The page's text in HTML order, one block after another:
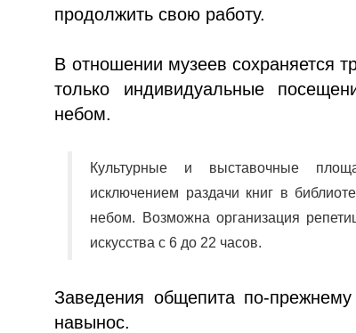
продолжить свою работу.
В отношении музеев сохраняется
только индивидуальные
небом.
Культурные и выставочные
исключением раздачи книг в
небом. Возможна организация
искусства с 6 до 22 часов.
Заведения общепита по-
навынос.